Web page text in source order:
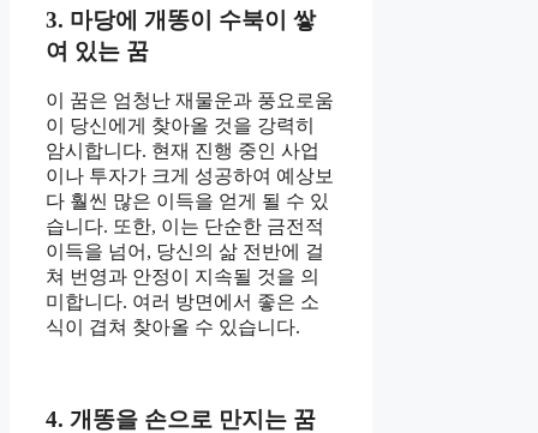
3. 마당에 개똥이 수북이 쌓
여 있는 꿈
이 꿈은 엄청난 재물운과 풍요로움
이 당신에게 찾아올 것을 강력히
암시합니다. 현재 진행 중인 사업
이나 투자가 크게 성공하여 예상보
다 훨씬 많은 이득을 얻게 될 수 있
습니다. 또한, 이는 단순한 금전적
이득을 넘어, 당신의 삶 전반에 걸
쳐 번영과 안정이 지속될 것을 의
미합니다. 여러 방면에서 좋은 소
식이 겹쳐 찾아올 수 있습니다.
4. 개똥을 손으로 만지는 꿈